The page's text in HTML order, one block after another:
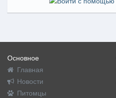
Основное
Главная
Новости
Питомцы